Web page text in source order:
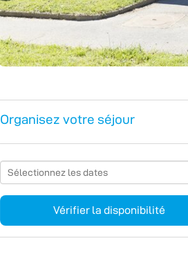
Organisez votre séjour
Vérifier la disponibilité